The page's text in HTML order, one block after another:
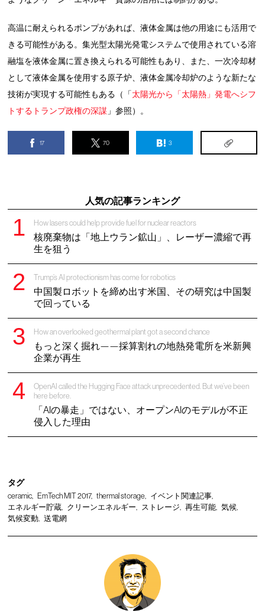
高温に耐えられるポンプがあれば、液体金属は他の用途にも活用で
きる可能性がある。集光型太陽光発電システムで使用されている溶
融塩を液体金属に置き換えられる可能性もあり、また、一次冷却材
として液体金属を使用する原子炉、液体金属冷却炉のような新たな
技術が実現する可能性もある（「太陽光から「太陽熱」発電へシフ
トするトランプ政権の深謀 」参照）。
17 70 3
人気の記事ランキング
How lasers could help provide fuel for nuclear reactors
核廃棄物は「地上ウラン鉱山」、レーザー濃縮で再
生を狙う
Trump’s AI protectionism has come for robotics
中国製ロボットを締め出す米国、その研究は中国製
で回っている
How an overlooked geothermal plant got a second chance
もっと深く掘れ——採算割れの地熱発電所を米新興
企業が再生
OpenAI called the Hugging Face attack unprecedented. But we’ve been
here before.
「AIの暴走」ではない、オープンAIのモデルが不正
侵入した理由
タグ
ceramic EmTech MIT 2017 thermal storage
イベント関連記事
エネルギー貯蔵
クリーンエネルギー ストレージ 再生可能 気候
気候変動 送電網